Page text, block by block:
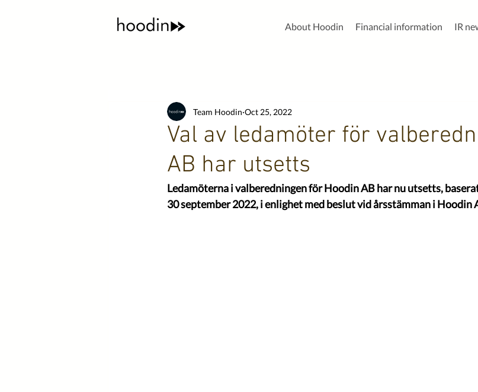
About Hoodin Financial information IR
Val av ledamöter för
AB har utsetts
Team Hoodin Oct 25, 2022
Ledamöterna i valberedningen för Hoodin AB har nu utsetts,
30 september 2022, i enlighet med beslut vid årsstämman i Hoodin